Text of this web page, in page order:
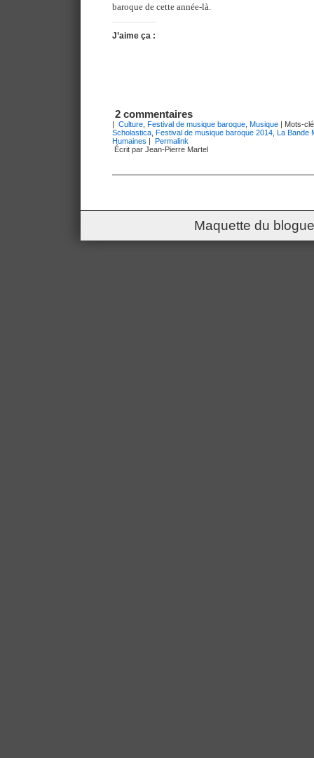
baroque de cette année-là.
J’aime ça :
2 commentaires
| Culture Festival de musique baroque Musique | Mots-
Scholastica Festival de musique baroque 2014 La Bande
Humaines | Permalink
Écrit par Jean-Pierre Martel
Maquette du